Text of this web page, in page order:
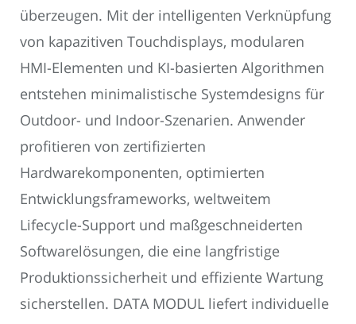
überzeugen. Mit der intelligenten Verknüpfung
von kapazitiven Touchdisplays, modularen
HMI-Elementen und KI-basierten Algorithmen
entstehen minimalistische Systemdesigns für
Outdoor- und Indoor-Szenarien. Anwender
profitieren von zertifizierten
Hardwarekomponenten, optimierten
Entwicklungsframeworks, weltweitem
Lifecycle-Support und maßgeschneiderten
Softwarelösungen, die eine langfristige
Produktionssicherheit und effiziente Wartung
sicherstellen. DATA MODUL liefert individuelle